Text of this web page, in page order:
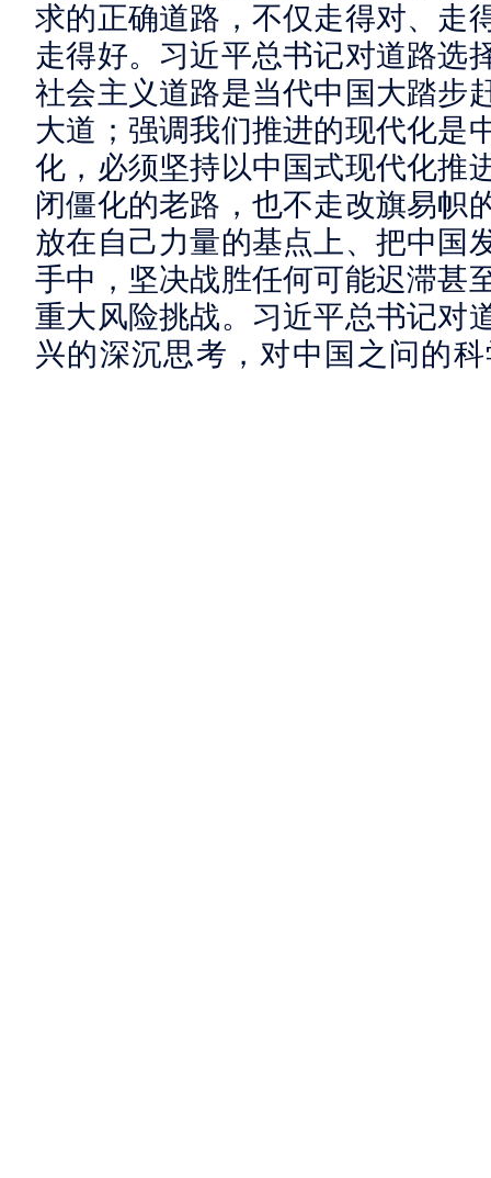
求的正确道路，不仅走得对、走
走得好。习近平总书记对道路选
社会主义道路是当代中国大踏步
大道；强调我们推进的现代化是
化，必须坚持以中国式现代化推
闭僵化的老路，也不走改旗易帜
放在自己力量的基点上、把中国
手中，坚决战胜任何可能迟滞甚
重大风险挑战。习近平总书记对
兴的深沉思考，对中国之问的